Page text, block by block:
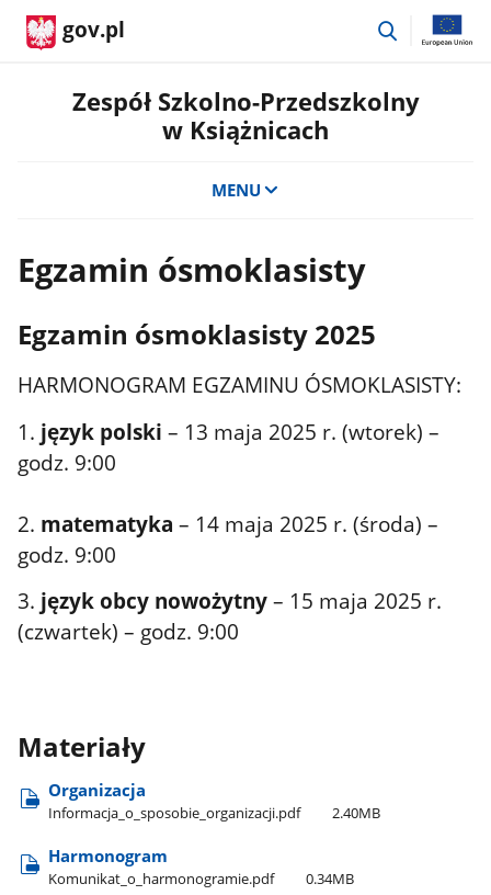
gov.pl
przejdź
Zespół Szkolno-Przedszkolny
w Książnicach
MENU
Egzamin ósmoklasisty
Egzamin ósmoklasisty 2025
HARMONOGRAM EGZAMINU ÓSMOKLASISTY:
1. język polski – 13 maja 2025 r. (wtorek) –
godz. 9:00
2. matematyka – 14 maja 2025 r. (środa) –
godz. 9:00
3. język obcy nowożytny– 15 maja 2025 r.
(czwartek) – godz. 9:00
Materiały
Organizacja
Informacja​_o​_sposobie​_organizacji.pdf 2.40MB
Harmonogram
Komunikat​_o​_harmonogramie.pdf 0.34MB